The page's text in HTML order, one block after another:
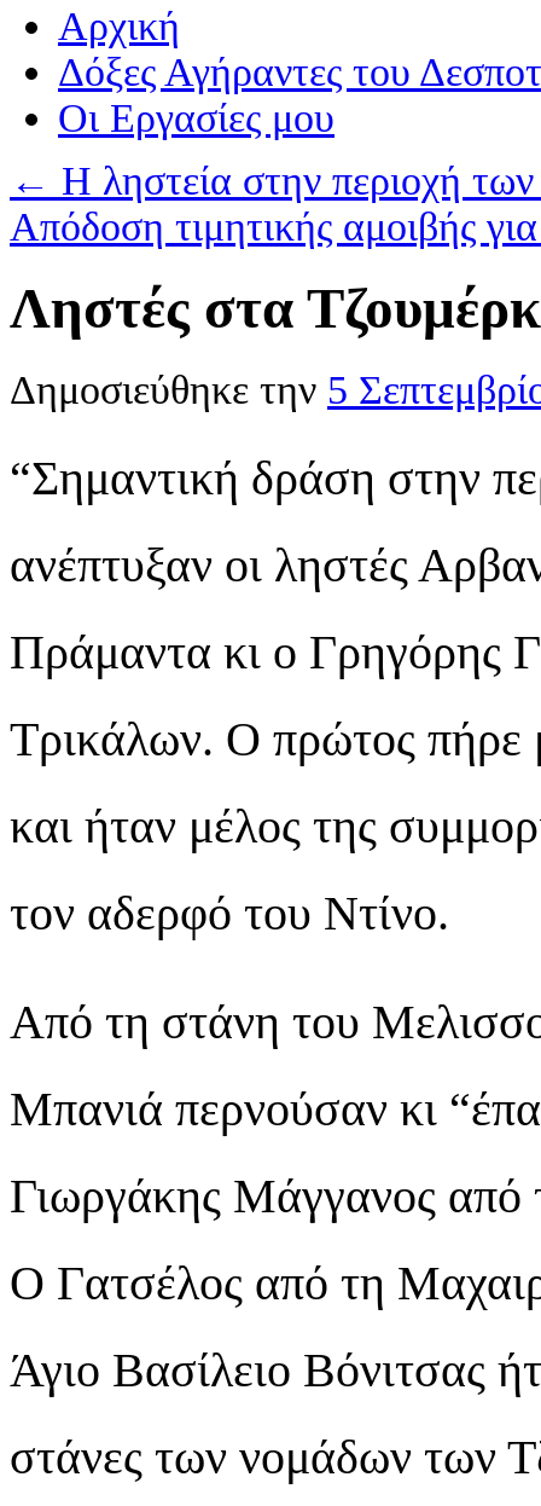
Αρχική
Δόξες Αγήραντες του
Οι Eργασίες μου
← Η ληστεία στην περιοχή
Απόδοση τιμητικής αμοιβής
Ληστές στα
Δημοσιεύθηκε την 5
“Σημαντική δράση στην
ανέπτυξαν οι ληστές
Πράμαντα κι ο Γρηγόρης
Τρικάλων. Ο πρώτος πήρε
και ήταν μέλος της
τον αδερφό του Ντίνο.
Από τη στάνη του
Μπανιά περνούσαν κι
Γιωργάκης Μάγγανος από
Ο Γατσέλος από τη
Άγιο Βασίλειο Βόνιτσας
στάνες των νομάδων των